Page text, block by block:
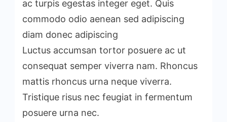
ac turpis egestas integer eget. Quis
commodo odio aenean sed adipiscing
diam donec adipiscing
Luctus accumsan tortor posuere ac ut
consequat semper viverra nam. Rhoncus
mattis rhoncus urna neque viverra.
Tristique risus nec feugiat in fermentum
posuere urna nec.